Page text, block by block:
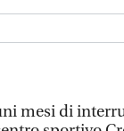
mesi di